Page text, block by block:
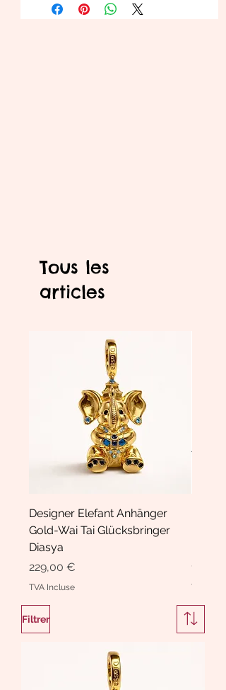
Tous les
articles
Designer Elefant Anhänger
Gold-Wai Tai Glücksbringer
Diasya
Prix
229,00 €
TVA Incluse
Prix
189,00
TVA
Filtrer